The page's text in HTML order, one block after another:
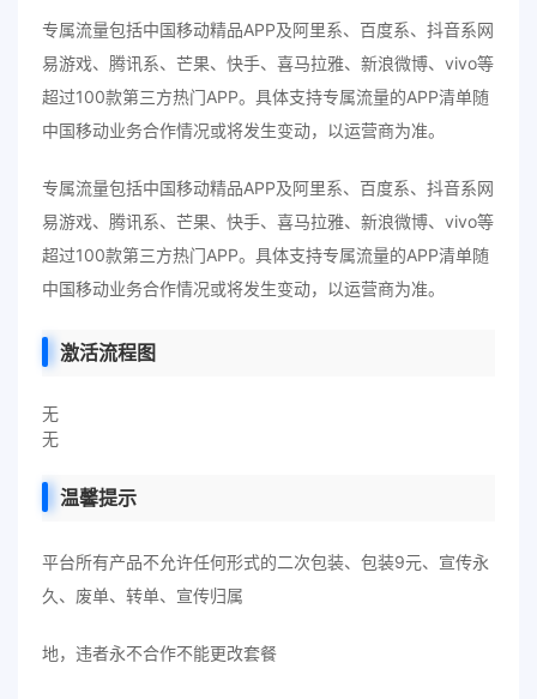
专属流量包括中国移动精品APP及阿里系、百度系、抖音系网
易游戏、腾讯系、芒果、快手、喜马拉雅、新浪微博、vivo等
超过100款第三方热门APP。具体支持专属流量的APP清单随
中国移动业务合作情况或将发生变动，以运营商为准。
专属流量包括中国移动精品APP及阿里系、百度系、抖音系网
易游戏、腾讯系、芒果、快手、喜马拉雅、新浪微博、vivo等
超过100款第三方热门APP。具体支持专属流量的APP清单随
中国移动业务合作情况或将发生变动，以运营商为准。
激活流程图
无
无
温馨提示
平台所有产品不允许任何形式的二次包装、包装9元、宣传永
久、废单、转单、宣传归属
地，违者永不合作不能更改套餐